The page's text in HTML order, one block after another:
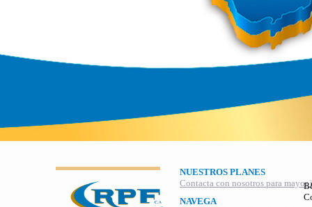
NUESTROS PLANES
Contacta con nosotros para
NAVEGA